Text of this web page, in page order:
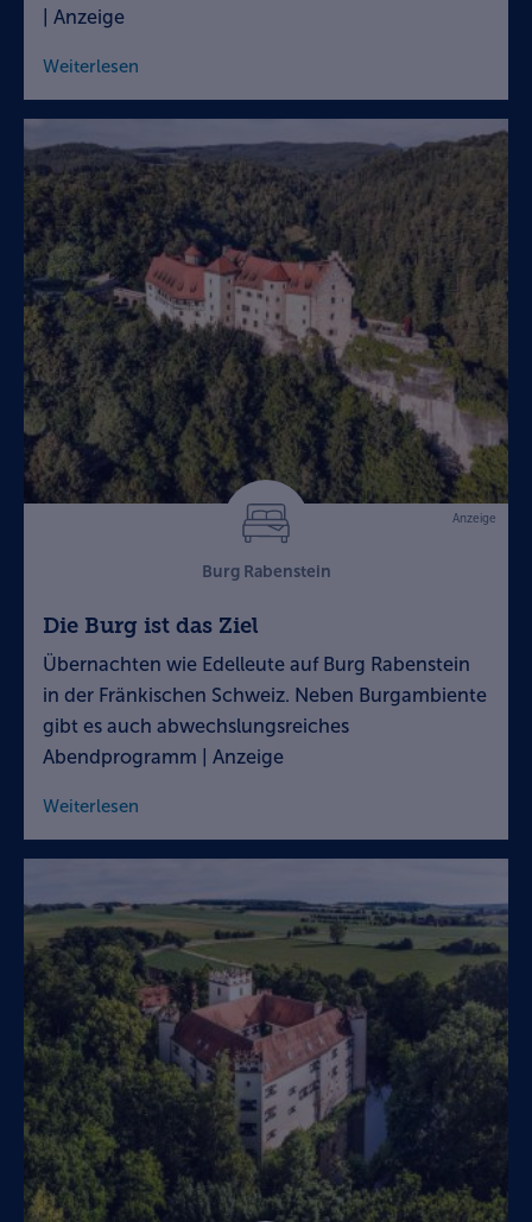
| Anzeige
Weiterlesen
Anzeige
Burg Rabenstein
Die Burg ist das Ziel
Übernachten wie Edelleute auf Burg Rabenstein
in der Fränkischen Schweiz. Neben Burgambiente
gibt es auch abwechslungsreiches
Abendprogramm | Anzeige
Weiterlesen